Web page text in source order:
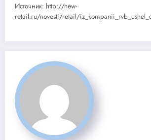
Источник: http://new-
retail.ru/novosti/retail/